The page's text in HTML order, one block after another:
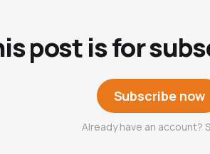
post is for
Subscribe now
Already have an account?